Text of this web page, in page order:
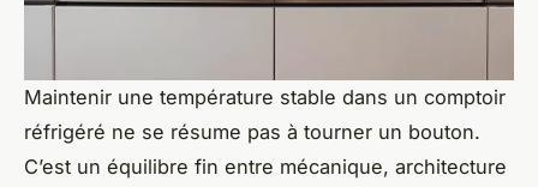
Maintenir une température stable dans un comptoir
réfrigéré ne se résume pas à tourner un bouton.
C’est un équilibre fin entre mécanique, architecture